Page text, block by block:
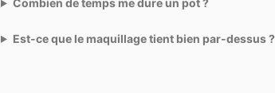
Combien de temps me dure un pot ?
Est-ce que le maquillage tient bien par-dessus ?